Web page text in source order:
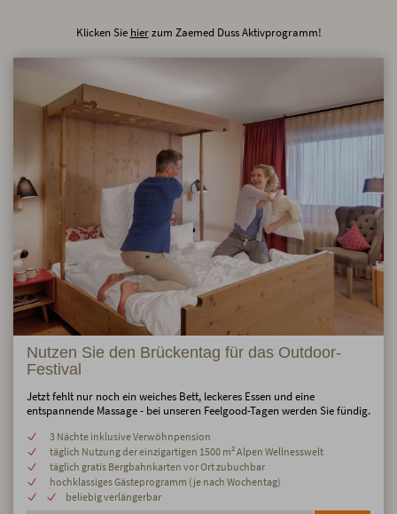
Klicken Sie hierzum Zaemed Duss Aktivprogramm!
Nutzen Sie den Brückentag für das Outdoor-
Festival
Jetzt fehlt nur noch ein weiches Bett, leckeres Essen und eine
entspannende Massage - bei unseren Feelgood-Tagen werden Sie fündig.
3 Nächte inklusive Verwöhnpension
täglich Nutzung der einzigartigen 1500 m² Alpen Wellnesswelt
täglich gratis Bergbahnkarten vor Ort zubuchbar
hochklassiges Gästeprogramm (je nach Wochentag)
beliebig verlängerbar